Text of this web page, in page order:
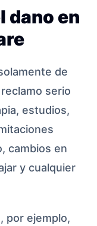
dano en
de
serio
estudios,
cambios en
y cualquier
por ejemplo,